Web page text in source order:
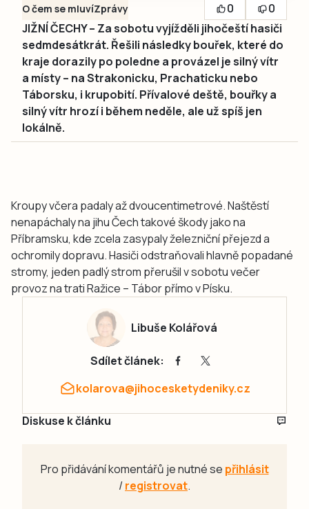
O čem se mluvíZprávy 0
0
JIŽNÍ ČECHY – Za sobotu vyjížděli jihočeští hasiči
sedmdesátkrát. Řešili následky bouřek, které do
kraje dorazily po poledne a provázel je silný vítr
a místy – na Strakonicku, Prachaticku nebo
Táborsku, i krupobití. Přívalové deště, bouřky a
silný vítr hrozí i během neděle, ale už spíš jen
lokálně.
Kroupy včera padaly až dvoucentimetrové. Naštěstí
nenapáchaly na jihu Čech takové škody jako na
Příbramsku, kde zcela zasypaly železniční přejezd a
ochromily dopravu. Hasiči odstraňovali hlavně popadané
stromy, jeden padlý strom přerušil v sobotu večer
provoz na trati Ražice – Tábor přímo v Písku.
Libuše Kolářová
Sdílet článek:
kolarova@jihocesketydeniky.cz
Diskuse k článku
Pro přidávání komentářů je nutné se přihlásit
/registrovat.